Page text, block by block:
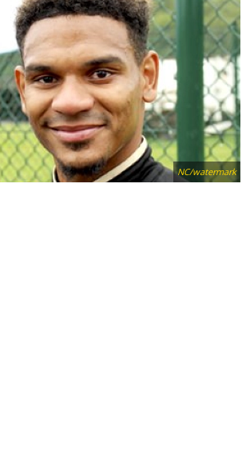
NC/watermark